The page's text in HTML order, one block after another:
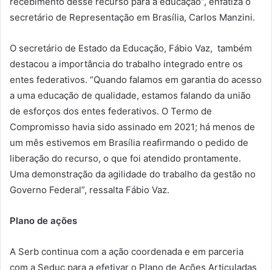
secretário de Representação em Brasília, Carlos Manzini.
O secretário de Estado da Educação, Fábio Vaz, também
destacou a importância do trabalho integrado entre os
entes federativos. “Quando falamos em garantia do acesso
a uma educação de qualidade, estamos falando da união
de esforços dos entes federativos. O Termo de
Compromisso havia sido assinado em 2021; há menos de
um mês estivemos em Brasília reafirmando o pedido de
liberação do recurso, o que foi atendido prontamente.
Uma demonstração da agilidade do trabalho da gestão no
Governo Federal”, ressalta Fábio Vaz.
Plano de ações
A Serb continua com a ação coordenada e em parceria
com a Seduc para a efetivar o Plano de Ações Articuladas